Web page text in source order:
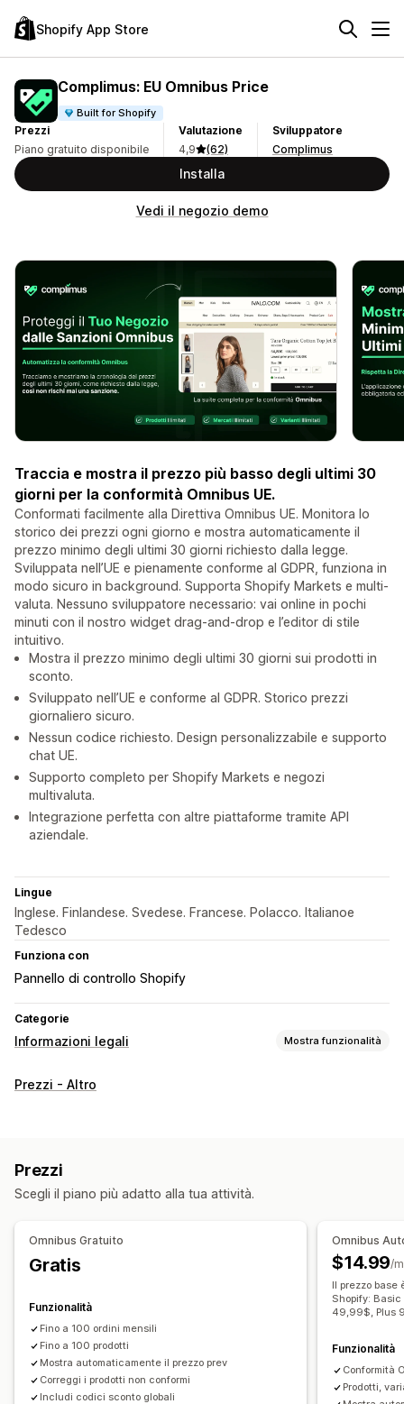
Shopify App Store
Complimus: EU Omnibus Price
Built for Shopify
Prezzi
Piano gratuito disponibile
Valutazione
4,9
(62)
Sviluppatore
Complimus
Installa
Vedi il negozio demo
Traccia e mostra il prezzo più basso degli ultimi 30
giorni per la conformità Omnibus UE.
Conformati facilmente alla Direttiva Omnibus UE. Monitora lo
storico dei prezzi ogni giorno e mostra automaticamente il
prezzo minimo degli ultimi 30 giorni richiesto dalla legge.
Sviluppata nell’UE e pienamente conforme al GDPR, funziona in
modo sicuro in background. Supporta Shopify Markets e multi-
valuta. Nessuno sviluppatore necessario: vai online in pochi
minuti con il nostro widget drag-and-drop e l’editor di stile
intuitivo.
Mostra il prezzo minimo degli ultimi 30 giorni sui prodotti in
sconto.
Sviluppato nell’UE e conforme al GDPR. Storico prezzi
giornaliero sicuro.
Nessun codice richiesto. Design personalizzabile e supporto
chat UE.
Supporto completo per Shopify Markets e negozi
multivaluta.
Integrazione perfetta con altre piattaforme tramite API
aziendale.
Lingue
Inglese. Finlandese. Svedese. Francese. Polacco. Italianoe
Tedesco
Funziona con
Pannello di controllo Shopify
Categorie
Informazioni legali Mostra funzionalità
Conformità
Colore e font
Codice personalizzato
Multilingua
Testo personalizzato
Prezzi - Altro
Prezzi
Scegli il piano più adatto alla tua attività.
Omnibus Gratuito
Gratis
Funzionalità
Fino a 100 ordini mensili
Fino a 100 prodotti
Mostra automaticamente il prezzo prev
Correggi i prodotti non conformi
Includi codici sconto globali
Omnibus
$14.99/
Il prezzo
Shopify:
49,99$, Plus
Funzionalità
Conformità
Prodotti,